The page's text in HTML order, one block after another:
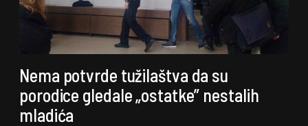
Nema potvrde tužilaštva da su
porodice gledale „ostatke” nestalih
mladića